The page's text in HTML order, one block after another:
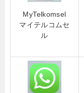
MyTelkomsel
マイテルコムセ
ル